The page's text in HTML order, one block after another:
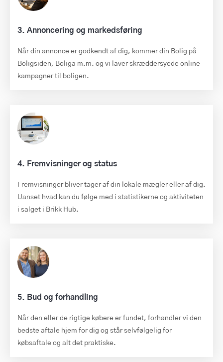
3. Annoncering og markedsføring
Når din annonce er godkendt af dig, kommer din Bolig på
Boligsiden, Boliga m.m. og vi laver skræddersyede online
kampagner til boligen.
4. Fremvisninger og status
Fremvisninger bliver tager af din lokale mægler eller af dig.
Uanset hvad kan du følge med i statistikerne og aktiviteten
i salget i Brikk Hub.
5. Bud og forhandling
Når den eller de rigtige købere er fundet, forhandler vi den
bedste aftale hjem for dig og står selvfølgelig for
købsaftale og alt det praktiske.